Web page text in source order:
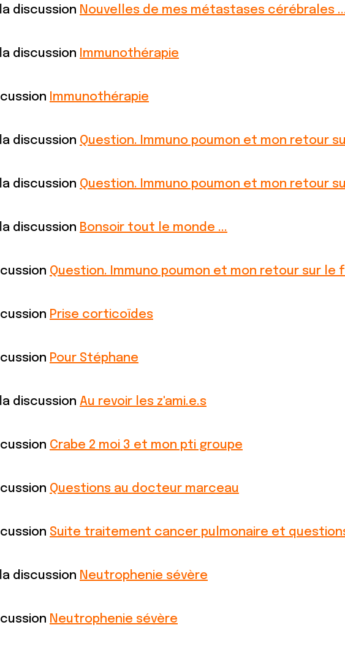
discussion Nouvelles de mes métastases cérébrales
discussion Immunothérapie
Immunothérapie
discussion Question. Immuno poumon et mon retour
discussion Question. Immuno poumon et mon retour
discussion Bonsoir tout le monde ...
Question. Immuno poumon et mon retour sur le
Prise corticoïdes
Pour Stéphane
discussion Au revoir les z'ami.e.s
Crabe 2 moi 3 et mon pti groupe
Questions au docteur marceau
Suite traitement cancer pulmonaire et
discussion Neutrophenie sévère
Neutrophenie sévère